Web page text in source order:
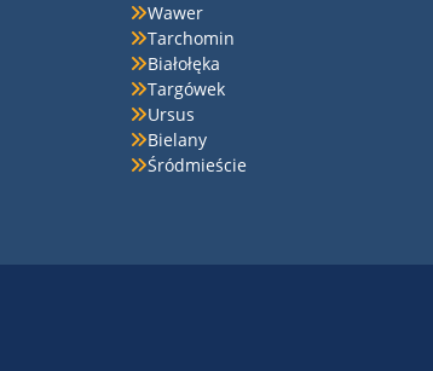
Wawer
Tarchomin
Białołęka
Targówek
Ursus
Bielany
Śródmieście